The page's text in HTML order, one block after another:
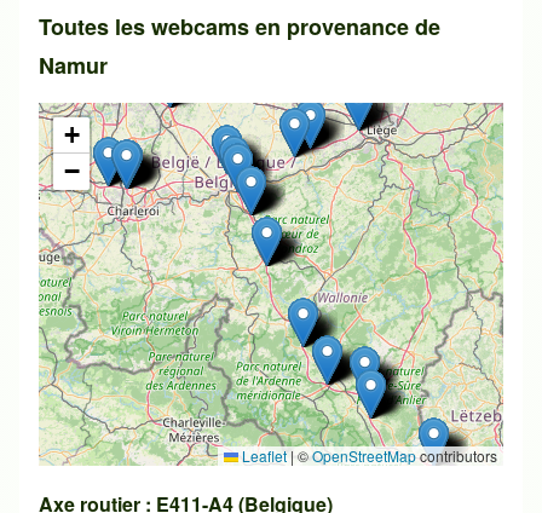
Toutes les webcams en provenance de
Namur
+
−
Leaflet |©OpenStreetMapcontributors
Axe routier : E411-A4 (Belgique)